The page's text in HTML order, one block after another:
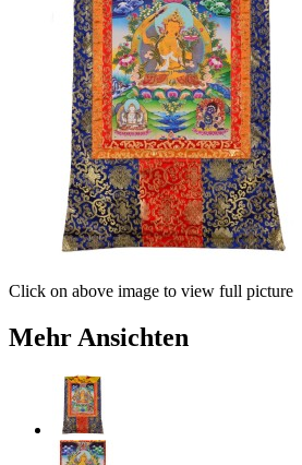
Click on above image to view full picture
Mehr Ansichten